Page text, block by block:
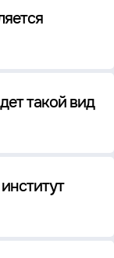
такой вид